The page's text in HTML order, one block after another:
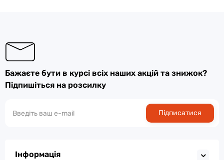
Бажаєте бути в курсі всіх наших акцій та знижок?
Підпишіться на розсилку
Підписатися
Інформація